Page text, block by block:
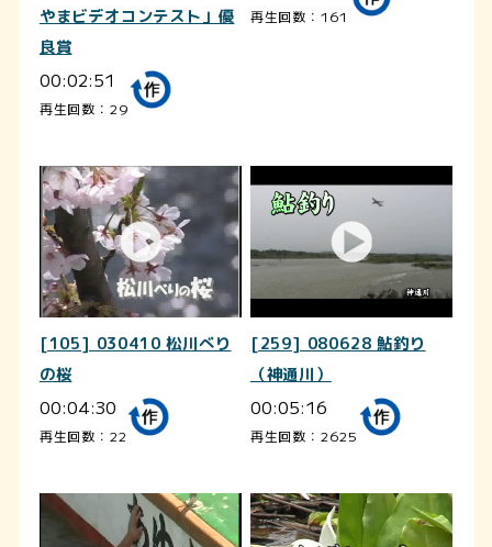
やまビデオコンテスト」優
良賞
00:02:51
再生回数：29
再生回数：161
[105] 030410 松川べり
の桜
00:04:30
再生回数：22
[259] 080628 鮎釣り
（神通川）
00:05:16
再生回数：2625